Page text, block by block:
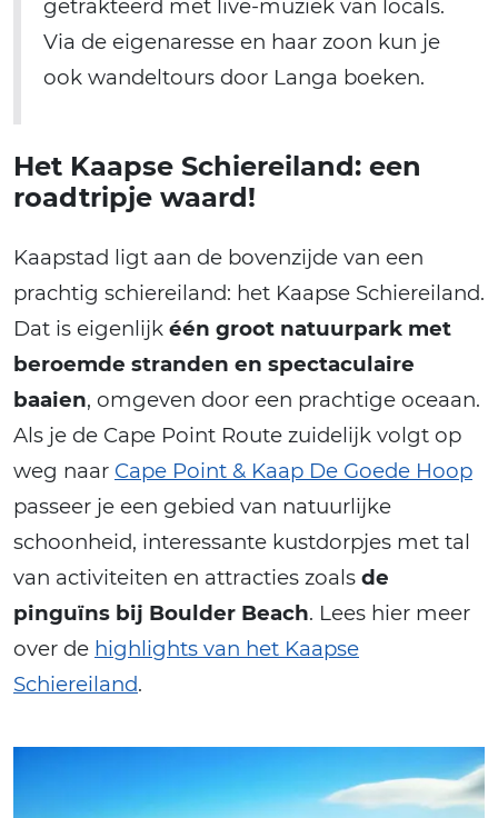
getrakteerd met live-muziek van locals.
Via de eigenaresse en haar zoon kun je
ook wandeltours door Langa boeken.
Het Kaapse Schiereiland: een
roadtripje waard!
Kaapstad ligt aan de bovenzijde van een
prachtig schiereiland: het Kaapse Schiereiland.
Dat is eigenlijk één groot natuurpark met
beroemde stranden en spectaculaire
baaien, omgeven door een prachtige oceaan.
Als je de Cape Point Route zuidelijk volgt op
weg naar Cape Point & Kaap De Goede Hoop
passeer je een gebied van natuurlijke
schoonheid, interessante kustdorpjes met tal
van activiteiten en attracties zoals de
pinguïns bij Boulder Beach. Lees hier meer
over de highlights van het Kaapse
Schiereiland.